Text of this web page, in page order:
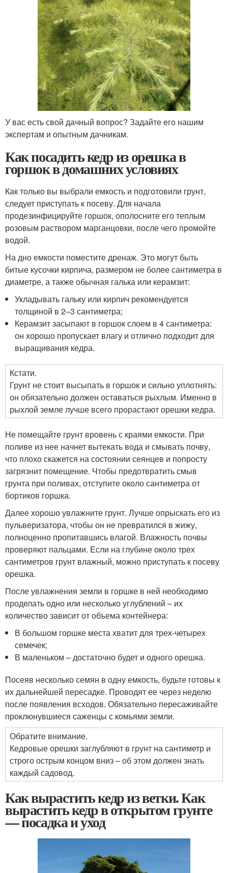
У вас есть свой дачный вопрос? Задайте его нашим
экспертам и опытным дачникам.
Как посадить кедр из орешка в
горшок в домашних условиях
Как только вы выбрали емкость и подготовили грунт,
следует приступать к посеву. Для начала
продезинфицируйте горшок, ополосните его теплым
розовым раствором марганцовки, после чего промойте
водой.
На дно емкости поместите дренаж. Это могут быть
битые кусочки кирпича, размером не более сантиметра в
диаметре, а также обычная галька или керамзит:
Укладывать гальку или кирпич рекомендуется
толщиной в 2–3 сантиметра;
Керамзит засыпают в горшок слоем в 4 сантиметра:
он хорошо пропускает влагу и отлично подходит для
выращивания кедра.
Кстати.
Грунт не стоит высыпать в горшок и сильно уплотнять:
он обязательно должен оставаться рыхлым. Именно в
рыхлой земле лучше всего прорастают орешки кедра.
Не помещайте грунт вровень с краями емкости. При
поливе из нее начнет вытекать вода и смывать почву,
что плохо скажется на состоянии сеянцев и попросту
загрязнит помещение. Чтобы предотвратить смыв
грунта при поливах, отступите около сантиметра от
бортиков горшка.
Далее хорошо увлажните грунт. Лучше опрыскать его из
пульверизатора, чтобы он не превратился в жижу,
полноценно пропитавшись влагой. Влажность почвы
проверяют пальцами. Если на глубине около трех
сантиметров грунт влажный, можно приступать к посеву
орешка.
После увлажнения земли в горшке в ней необходимо
проделать одно или несколько углублений – их
количество зависит от объема контейнера:
В большом горшке места хватит для трех-четырех
семечек;
В маленьком – достаточно будет и одного орешка.
Посеяв несколько семян в одну емкость, будьте готовы к
их дальнейшей пересадке. Проводят ее через неделю
после появления всходов. Обязательно пересаживайте
проклюнувшиеся саженцы с комьями земли.
Обратите внимание.
Кедровые орешки заглубляют в грунт на сантиметр и
строго острым концом вниз – об этом должен знать
каждый садовод.
Как вырастить кедр из ветки. Как
вырастить кедр в открытом грунте
— посадка и уход